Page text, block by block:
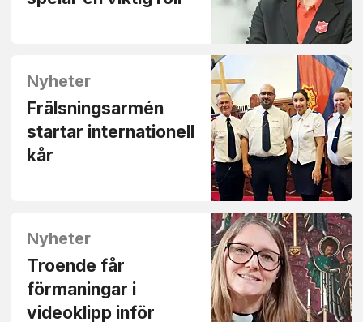
Nyheter
Frälsningsarmén
startar internationell
kår
Nyheter
Troende får
förmaningar i
videoklipp inför